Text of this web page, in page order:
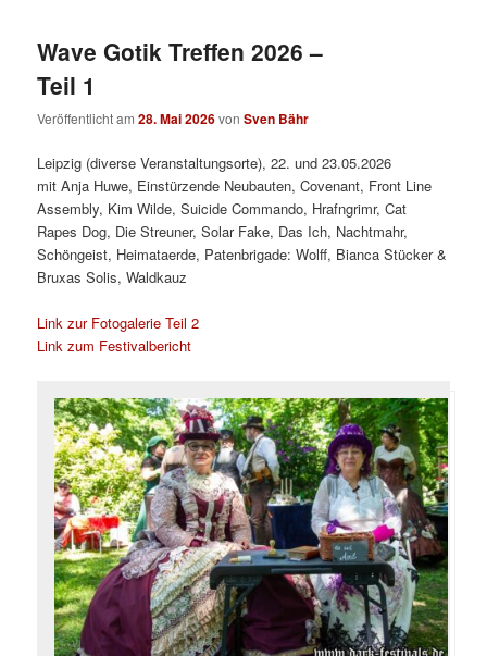
Wave Gotik Treffen 2026 –
Teil 1
Veröffentlicht am28. Mai 2026vonSven Bähr
Leipzig (diverse Veranstaltungsorte), 22. und 23.05.2026
mit Anja Huwe, Einstürzende Neubauten, Covenant, Front Line
Assembly, Kim Wilde, Suicide Commando, Hrafngrimr, Cat
Rapes Dog, Die Streuner, Solar Fake, Das Ich, Nachtmahr,
Schöngeist, Heimataerde, Patenbrigade: Wolff, Bianca Stücker &
Bruxas Solis, Waldkauz
Link zur Fotogalerie Teil 2
Link zum Festivalbericht